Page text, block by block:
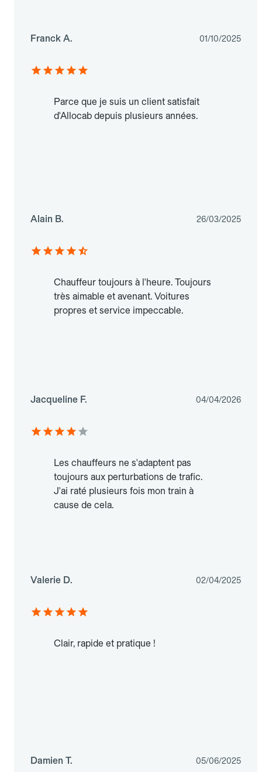
Franck A. 01/10/2025
Parce que je suis un client satisfait
d'Allocab depuis plusieurs années.
Alain B. 26/03/2025
Chauffeur toujours à l'heure. Toujours
très aimable et avenant. Voitures
propres et service impeccable.
Jacqueline F. 04/04/2026
Les chauffeurs ne s'adaptent pas
toujours aux perturbations de trafic.
J'ai raté plusieurs fois mon train à
cause de cela.
Valerie D. 02/04/2025
Clair, rapide et pratique !
Damien T. 05/06/2025